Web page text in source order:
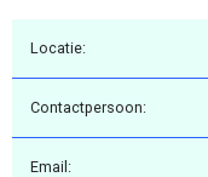
Locatie:
Contactpersoon:
Email: